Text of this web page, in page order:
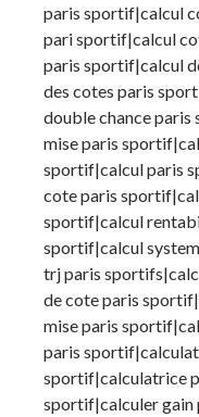
paris sportif|calcul
pari sportif|calcul
paris sportif|calcul
des cotes paris
double chance
mise paris
sportif|calcul paris
cote paris
sportif|calcul
sportif|calcul
trj paris
de cote paris
mise paris
paris
sportif|calculatrice
sportif|calculer